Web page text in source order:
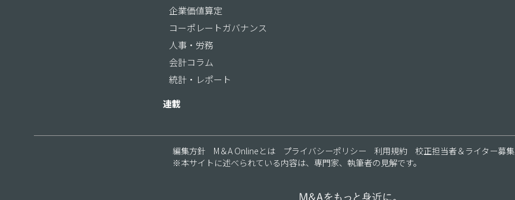
企業価値算定
コーポレートガバナンス
人事・労務
会計コラム
統計・レポート
連載
編集方針 M＆A Onlineとは プライバシーポリシー 利用規約 校正担当者＆ライター募集
※本サイトに述べられている内容は、専門家、執筆者の見解です。